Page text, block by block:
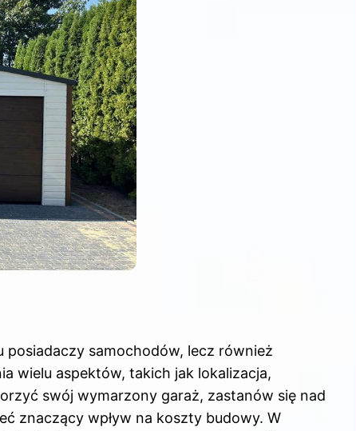
posiadaczy samochodów, lecz również
wielu aspektów, takich jak lokalizacja,
swój wymarzony garaż, zastanów się nad
znaczący wpływ na koszty budowy. W